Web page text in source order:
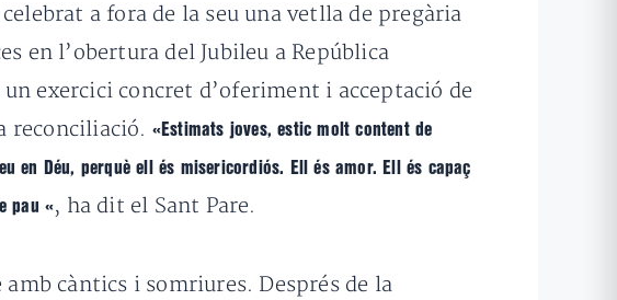
a fora de la seu una vetlla de pregària
en l’obertura del Jubileu a República
exercici concret d’oferiment i acceptació de
reconciliació. «Estimats joves, estic molt content de
en Déu, perquè ell és misericordiós. Ell és amor. Ell és capaç
pau «, ha dit el Sant Pare.
càntics i somriures. Després de la